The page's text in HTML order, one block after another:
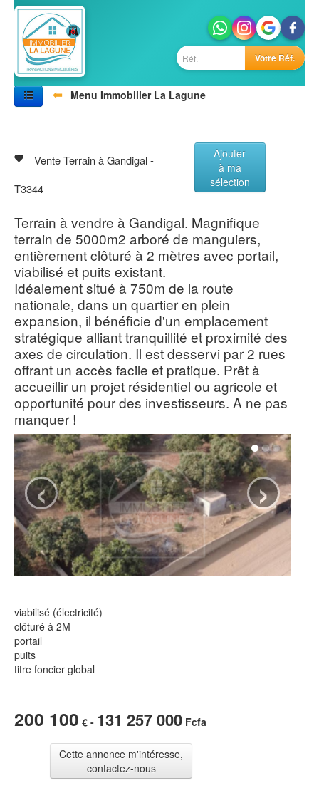
Votre Réf.
⬅
Menu Immobilier La Lagune
Villes
Agences
Vente Terrain à Gandigal -
T3344
Ajouter
à ma
sélection
Terrain à vendre à Gandigal. Magnifique
terrain de 5000m2 arboré de manguiers,
entièrement clôturé à 2 mètres avec portail,
viabilisé et puits existant.
Idéalement situé à 750m de la route
nationale, dans un quartier en plein
expansion, il bénéficie d'un emplacement
stratégique alliant tranquillité et proximité des
axes de circulation. Il est desservi par 2 rues
offrant un accès facile et pratique. Prêt à
accueillir un projet résidentiel ou agricole et
opportunité pour des investisseurs. A ne pas
manquer !
‹ ›
viabilisé (électricité)
clôturé à 2M
portail
puits
titre foncier global
200 100 € - 131 257 000 Fcfa
Cette annonce m'intéresse,
contactez-nous